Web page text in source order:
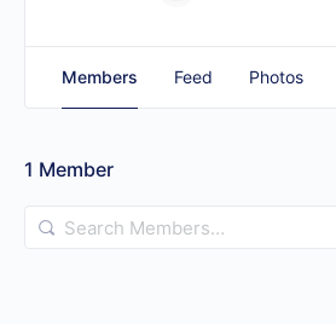
Members Feed Photos
1 Member
Search
Members…